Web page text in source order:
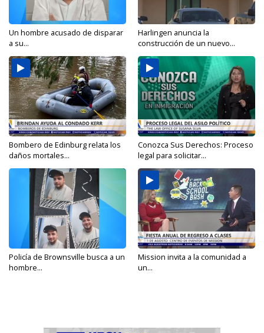
Un hombre acusado de disparar
a su...
Harlingen anuncia la
construcción de un nuevo...
Bombero de Edinburg relata los
daños mortales...
Conozca Sus Derechos: Proceso
legal para solicitar...
Policía de Brownsville busca a un
hombre...
Mission invita a la comunidad a
un...